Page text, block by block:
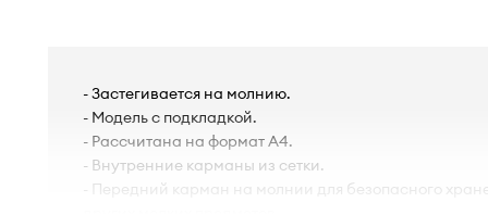
- Застегивается на молнию.
- Модель с подкладкой.
- Рассчитана на формат А4.
- Внутренние карманы из сетки.
- Передний карман на молнии для безопасного